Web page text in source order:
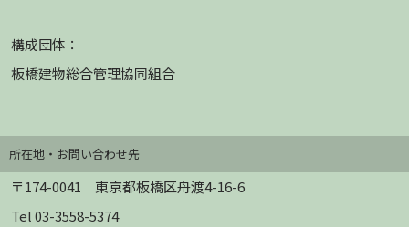
構成団体：
板橋建物総合管理協同組合
所在地・お問い合わせ先
〒174-0041 東京都板橋区舟渡4-16-6
Tel 03-3558-5374